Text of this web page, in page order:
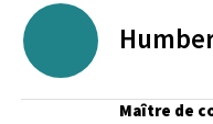
Maître de